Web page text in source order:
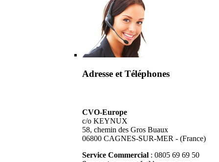
Adresse et Téléphones
CVO-Europe
c/o KEYNUX
58, chemin des Gros Buaux
06800 CAGNES-SUR-MER - (France)
Service Commercial : 0805 69 69 50